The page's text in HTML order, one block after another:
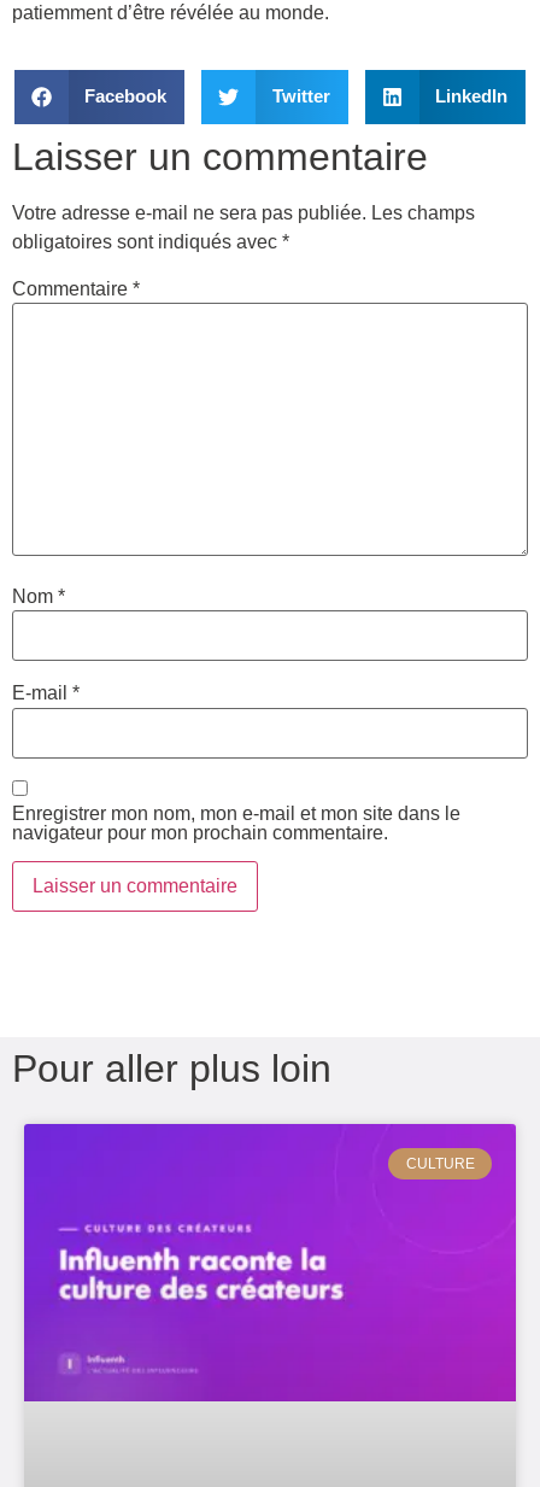
patiemment d’être révélée au monde.
Facebook Twitter LinkedIn
Laisser un commentaire
Votre adresse e-mail ne sera pas publiée. Les champs
obligatoires sont indiqués avec *
Commentaire *
Nom *
E-mail *
Enregistrer mon nom, mon e-mail et mon site dans le
navigateur pour mon prochain commentaire.
Pour aller plus loin
CULTURE